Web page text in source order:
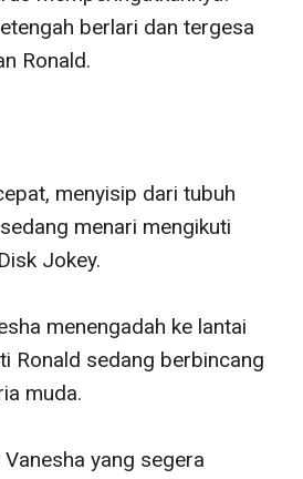
berlari dan tergesa
Ronald.
menyisip dari tubuh
menari mengikuti
Jokey.
menengadah ke lantai
Ronald sedang berbincang
muda.
Vanesha yang segera